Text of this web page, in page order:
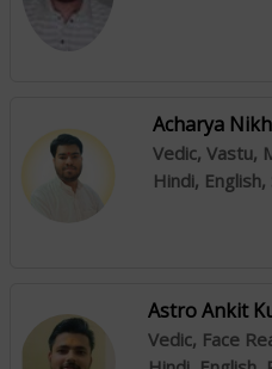
Acharya
Hindi, English,
Astro Ankit
Vedic, Face